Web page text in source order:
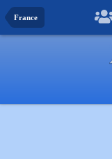
France